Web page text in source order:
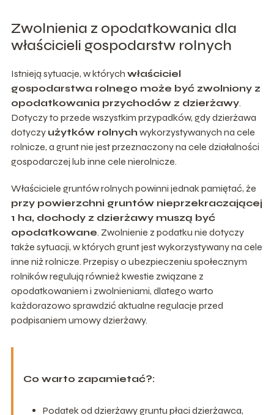
Zwolnienia z opodatkowania dla
właścicieli gospodarstw rolnych
Istnieją sytuacje, w których właściciel
gospodarstwa rolnego może być zwolniony z
opodatkowania przychodów z dzierżawy.
Dotyczy to przede wszystkim przypadków, gdy dzierżawa
dotyczy użytków rolnych wykorzystywanych na cele
rolnicze, a grunt nie jest przeznaczony na cele działalności
gospodarczej lub inne cele nierolnicze.
Właściciele gruntów rolnych powinni jednak pamiętać, że
przy powierzchni gruntów nieprzekraczającej
1 ha, dochody z dzierżawy muszą być
opodatkowane. Zwolnienie z podatku nie dotyczy
także sytuacji, w których grunt jest wykorzystywany na cele
inne niż rolnicze. Przepisy o ubezpieczeniu społecznym
rolników regulują również kwestie związane z
opodatkowaniem i zwolnieniami, dlatego warto
każdorazowo sprawdzić aktualne regulacje przed
podpisaniem umowy dzierżawy.
Co warto zapamietać?:
Podatek od dzierżawy gruntu płaci dzierżawca,